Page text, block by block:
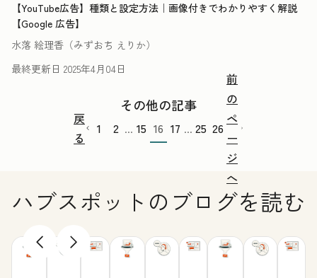
【YouTube広告】種類と設定方法｜画像付きでわかりやすく解説
【Google 広告】
水落 絵理香（みずおち えりか）
最終更新日 2025年4月04日
その他の記事
戻
る
1 2 ... 15 16 17 ... 25 26
前
の
ペ
ー
ジ
へ
ハブスポットのブログを読む